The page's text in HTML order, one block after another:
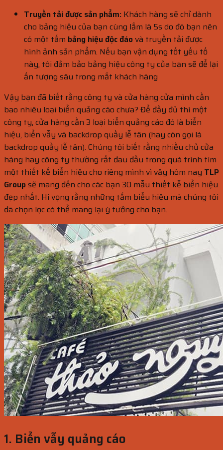
Truyền tải được sản phẩm: Khách hàng sẽ chỉ dành
cho bảng hiệu của bạn cùng lắm là 5s do đó bạn nên
có một tấm bảng hiệu độc đáovà truyền tải được
hình ảnh sản phẩm. Nếu bạn vận dụng tốt yếu tố
này, tôi đảm bảo bảng hiệu công ty của bạn sẽ để lại
ấn tượng sâu trong mắt khách hàng
Vậy bạn đã biết rằng công ty và cửa hàng cửa mình cần
bao nhiêu loại biển quảng cáo chưa? Để đầy đủ thì một
công ty, cửa hàng cần 3 loại biển quảng cáo đó là biển
hiệu, biển vẫy và backdrop quầy lễ tân (hay còn gọi là
backdrop quầy lễ tân). Chúng tôi biết rằng nhiều chủ cửa
hàng hay công ty thường rất đau đầu trong quá trình tìm
một thiết kế biển hiệu cho riêng mình vì vậy hôm nay TLP
Groupsẽ mang đến cho các bạn 30 mẫu thiết kễ biển hiệu
đẹp nhất. Hi vọng rằng những tấm biểu hiệu mà chúng tôi
đã chọn lọc có thể mang lại ý tưởng cho bạn.
1. Biển vẫy quảng cáo